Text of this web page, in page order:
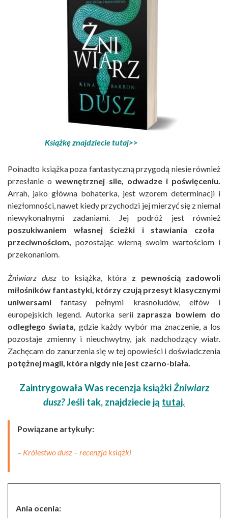
Książkę znajdziecie tutaj>>
Poinadto książka poza fantastyczną przygodą niesie również
przesłanie owewnętrznej sile, odwadze i poświęceniu.
Arrah, jako główna bohaterka, jest wzorem determinacji i
niezłomności, nawet kiedy przychodzi jej mierzyć się z niemal
niewykonalnymi zadaniami. Jej podróż jest również
poszukiwaniem własnej ścieżki i stawiania czoła
przeciwnościom, pozostając wierną swoim wartościom i
przekonaniom.
Żniwiarz dusz to książka, która z pewnością zadowoli
miłośników fantastyki, którzy czują przesyt klasycznymi
uniwersami fantasy pełnymi krasnoludów, elfów i
europejskich legend. Autorka serii zaprasza bowiem do
odległego świata, gdzie każdy wybór ma znaczenie, a los
pozostaje zmienny i nieuchwytny, jak nadchodzący wiatr.
Zachęcam do zanurzenia się w tej opowieści i doświadczenia
potężnej magii, która nigdy nie jest czarno-biała.
Zaintrygowała Was recenzja książkiŻniwiarz
dusz?Jeśli tak, znajdziecie ją tutaj.
Powiązane artykuły:
– Królestwo dusz – recenzja książki
Ania ocenia: